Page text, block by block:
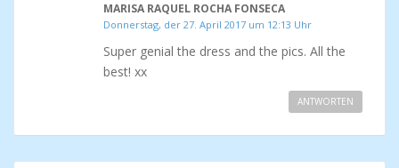
MARISA RAQUEL ROCHA FONSECA
Donnerstag, der 27. April 2017 um 12:13 Uhr
Super genial the dress and the pics. All the
best! xx
ANTWORTEN